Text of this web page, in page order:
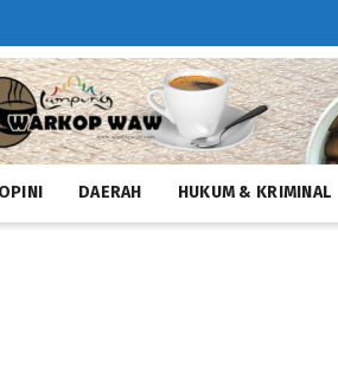
OPINI DAERAH HUKUM & KRIMINAL